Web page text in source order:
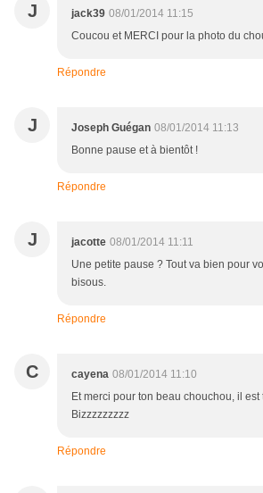
J jack39 08/01/2014 11:15
Coucou et MERCI pour la photo du
Répondre
J Joseph Guégan 08/01/2014 11:13
Bonne pause et à bientôt !
Répondre
J jacotte 08/01/2014 11:11
Une petite pause ? Tout va bien pour
bisous.
Répondre
C cayena 08/01/2014 11:10
Et merci pour ton beau chouchou, il est
Bizzzzzzzzz
Répondre